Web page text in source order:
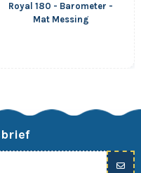
Royal 180 - Barometer -
Mat Messing